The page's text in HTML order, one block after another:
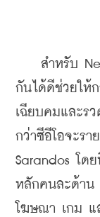
สำหรับ
กันได้ดีช่วยให้
เฉียบคมและรว
กว่าซีอีโอจะรา
Sarandos โด
หลักคนละด้าน
โฆษณา เกม แ